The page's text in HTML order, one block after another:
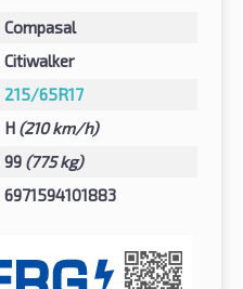
Compasal
Citiwalker
215/65R17
H (210 km/h)
99 (775 kg)
6971594101883